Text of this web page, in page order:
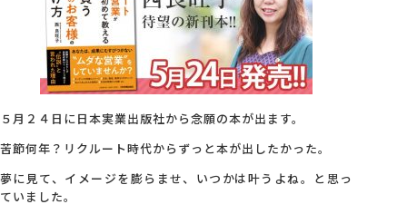
スタッフ紹介
最新ブログ
会社概要
アクセス
５月２４日に日本実業出版社から念願の本が出ます。
苦節何年？リクルート時代からずっと本が出したかった。
夢に見て、イメージを膨らませ、いつかは叶うよね。と思っ
ていました。